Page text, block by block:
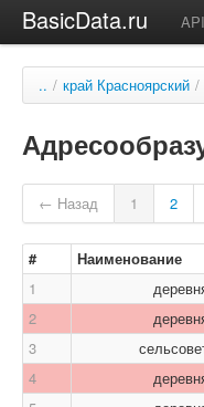
BasicData.ru API
.. / край Красноярский /
← Назад 1 2
# Наименование
1
2
3
4